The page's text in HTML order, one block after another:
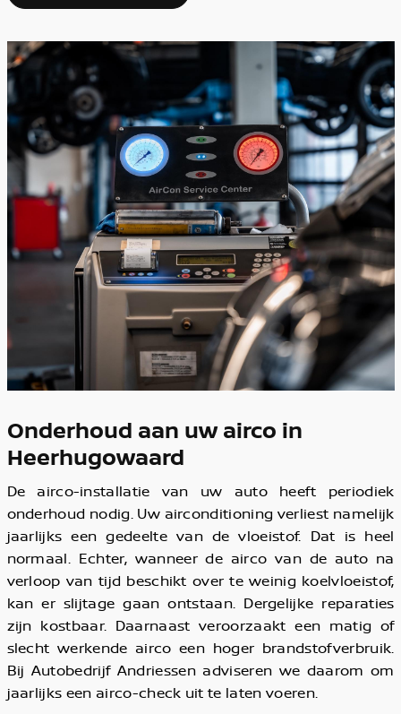
Onderhoud aan uw airco in
Heerhugowaard
De airco-installatie van uw auto heeft periodiek
onderhoud nodig. Uw airconditioning verliest namelijk
jaarlijks een gedeelte van de vloeistof. Dat is heel
normaal. Echter, wanneer de airco van de auto na
verloop van tijd beschikt over te weinig koelvloeistof,
kan er slijtage gaan ontstaan. Dergelijke reparaties
zijn kostbaar. Daarnaast veroorzaakt een matig of
slecht werkende airco een hoger brandstofverbruik.
Bij Autobedrijf Andriessen adviseren we daarom om
jaarlijks een airco-check uit te laten voeren.